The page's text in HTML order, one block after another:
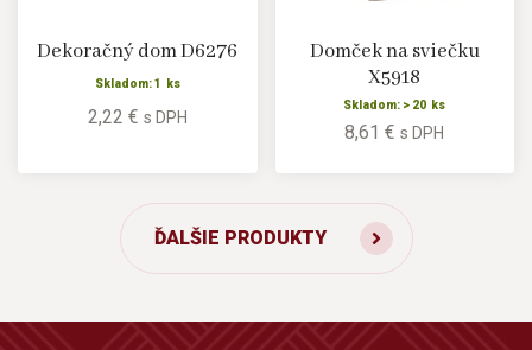
Dekoračný dom D6276
Skladom: 1 ks
2,22 € s DPH
Domček na sviečku
X5918
Skladom: > 20 ks
8,61 €s DPH
ĎALŠIE PRODUKTY